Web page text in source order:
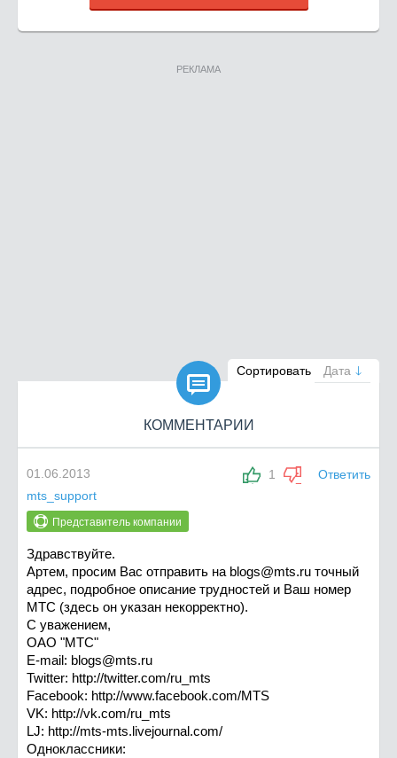
РЕКЛАМА
Сортировать Дата

КОММЕНТАРИИ
1 Ответить
01.06.2013
mts_support
Представитель компании
Здравствуйте.
Артем, просим Вас отправить на blogs@mts.ru точный
адрес, подробное описание трудностей и Ваш номер
МТС (здесь он указан некорректно).
С уважением,
ОАО "МТС"
E-mail: blogs@mts.ru
Twitter: http://twitter.com/ru_mts
Facebook: http://www.facebook.com/MTS
VK: http://vk.com/ru_mts
LJ: http://mts-mts.livejournal.com/
Одноклассники: